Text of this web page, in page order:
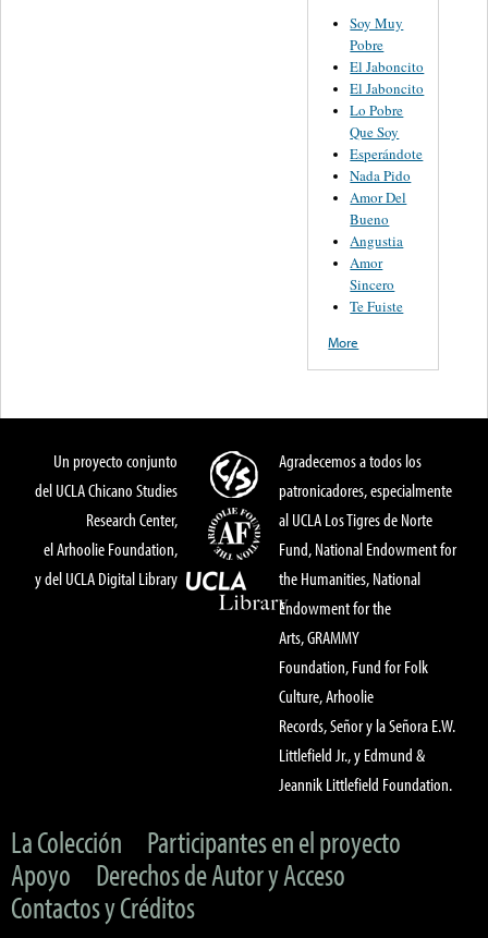
Soy Muy
Pobre
El Jaboncito
El Jaboncito
Lo Pobre
Que Soy
Esperándote
Nada Pido
Amor Del
Bueno
Angustia
Amor
Sincero
Te Fuiste
More
Un proyecto conjunto
del UCLA Chicano Studies
Research Center,
el Arhoolie Foundation,
y del UCLA Digital Library
Agradecemos a todos los
patronicadores, especialmente
al UCLA Los Tigres de Norte
Fund, National Endowment for
the Humanities, National
Endowment for the
Arts, GRAMMY
Foundation, Fund for Folk
Culture, Arhoolie
Records, Señor y la Señora E.W.
Littlefield Jr., y Edmund &
Jeannik Littlefield Foundation.
La Colección
Participantes en el proyecto
Apoyo
Derechos de Autor y Acceso
Contactos y Créditos